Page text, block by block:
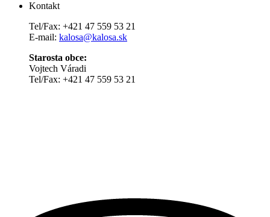
Kontakt
Tel/Fax: +421 47 559 53 21
E-mail: kalosa@kalosa.sk
Starosta obce:
Vojtech Váradi
Tel/Fax: +421 47 559 53 21